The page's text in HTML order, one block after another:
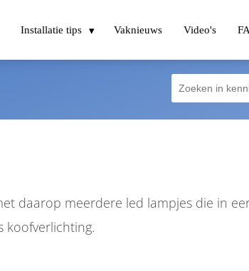
Installatie tips Vaknieuws Video's
daarop meerdere led lampjes die in
koofverlichting.